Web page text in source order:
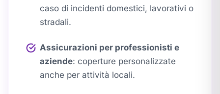
caso di incidenti domestici, lavorativi o
stradali.
Assicurazioni per professionisti e
aziende: coperture personalizzate
anche per attività locali.